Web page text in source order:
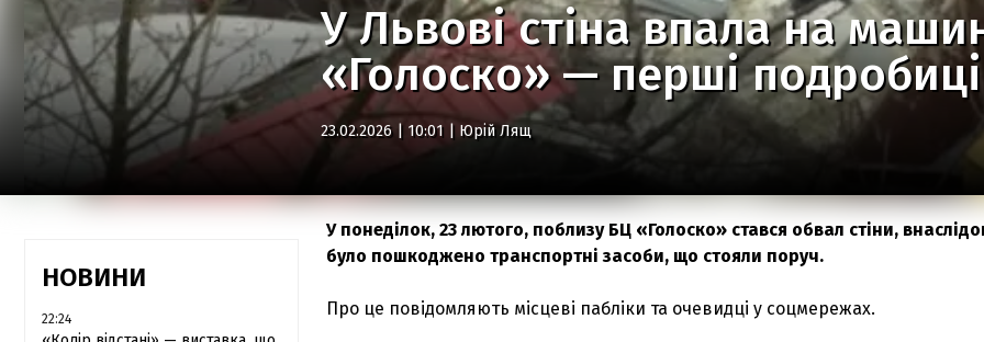
У Львові стіна впала на
«Голоско» — перші
23.02.2026 | 10:01 | Юрій Лящ
НОВИНИ
22:24
У понеділок, 23 лютого, поблизу БЦ «Голоско» стався обвал стіни,
було пошкоджено транспортні засоби, що стояли поруч.
Про це повідомляють місцеві пабліки та очевидці у соцмережах.